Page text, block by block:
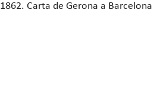
1862. Carta de Gerona a Barcelona